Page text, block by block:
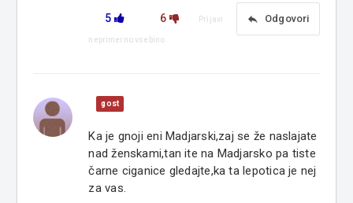
5 6 reply Odgovori
Prijavi
neprimerno vsebino
gost
Ka je gnoji eni Madjarski,zaj se že naslajate
nad ženskami,tan ite na Madjarsko pa tiste
čarne ciganice gledajte,ka ta lepotica je nej
za vas.